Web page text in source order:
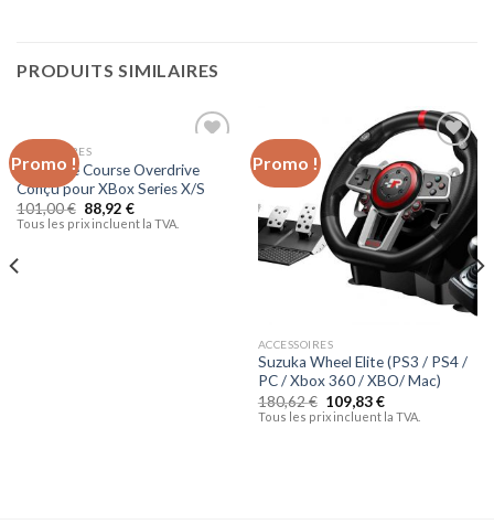
PRODUITS SIMILAIRES
Promo !
à la liste
d’envies
ACCESSOIRES
Volant de Course Overdrive
Conçu pour XBox Series X/S
101,00€ 88,92 €
Tous les prix incluent la TVA.
Promo !
Ajouter
à la liste
d’envies
ACCESSOIRES
Suzuka Wheel Elite (PS3 / PS4 /
PC / Xbox 360 / XBO/ Mac)
180,62€ 109,83€
Tous les prix incluent la TVA.